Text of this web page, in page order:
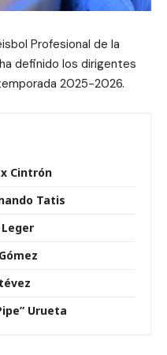
Profesional de la
definido los dirigentes
2025-2026.
Cintrón
Tatis
Urueta